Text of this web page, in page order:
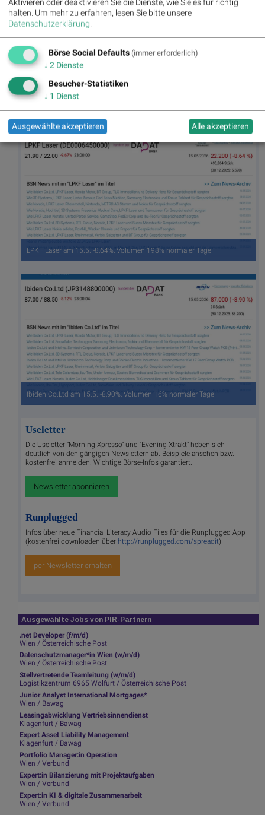
LPKF Laser am 15.5. -8,64%, Volumen 198% normaler Tage
Ibiden Co.Ltd am 15.5. -8,90%, Volumen 16% normaler Tage
Useletter
Die Useletter "Morning Xpresso" und "Evening Xtrakt" heben sich
deutlich von den gängigen Newslettern ab. Beispiele ansehen bzw.
kostenfrei anmelden. Wichtige Börse-Infos garantiert.
Newsletter abonnieren
Runplugged
Infos über neue Financial Literacy Audio Files für die Runplugged App
(kostenfrei downloaden über http://runplugged.com/spreadit)
per Newsletter erhalten
Ausgewählte Jobs von PIR-Partnern
.net Developer (f/m/d)
Wien / Österreichische Post
Datenschutzmanager*in Wien (w/m/d)
Wien / Österreichische Post
Stellvertretende Teamleitung (w/m/d)
Logistikzentrum 6965 Wolfurt / Österreichische Post
Junior Analyst International Mortgages*
Wien / Bawag
Leasingabwicklung Vertriebsinnendienst
Klagenfurt / Bawag
Expert Asset Liability Management
Klagenfurt / Bawag
Portfolio Manager:in Operation
Wien / Verbund
Expert:in Bilanzierung mit Projektaufgaben
Wien / Verbund
Expert:in KI & digitale Zusammenarbeit
Wien / Verbund
Aktivieren oder deaktivieren Sie die Dienste, wie Sie es für richtig
halten. Um mehr zu erfahren, lesen Sie bitte unsere
Datenschutzerklärung.
Börse Social Defaults (immer erforderlich)
↓ 2 Dienste
Besucher-Statistiken
↓ 1 Dienst
Ausgewählte akzeptieren Alle akzeptieren